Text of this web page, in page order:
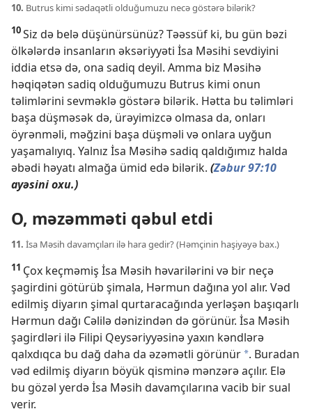
10. Butrus kimi sədaqətli olduğumuzu necə göstərə bilərik?
10Siz də belə düşünürsünüz? Təəssüf ki, bu gün bəzi
ölkələrdə insanların əksəriyyəti İsa Məsihi sevdiyini
iddia etsə də, ona sadiq deyil. Amma biz Məsihə
həqiqətən sadiq olduğumuzu Butrus kimi onun
təlimlərini sevməklə göstərə bilərik. Hətta bu təlimləri
başa düşməsək də, ürəyimizcə olmasa da, onları
öyrənməli, məğzini başa düşməli və onlara uyğun
yaşamalıyıq. Yalnız İsa Məsihə sadiq qaldığımız halda
əbədi həyatı almağa ümid edə bilərik. (Zəbur 97:10
ayəsini oxu.)
O, məzəmməti qəbul etdi
11. İsa Məsih davamçıları ilə hara gedir? (Həmçinin haşiyəyə bax.)
11 Çox keçməmiş İsa Məsih həvarilərini və bir neçə
şagirdini götürüb şimala, Hərmun dağına yol alır. Vəd
edilmiş diyarın şimal qurtaracağında yerləşən başıqarlı
Hərmun dağı Cəlilə dənizindən də görünür. İsa Məsih
şagirdləri ilə Filipi Qeysəriyyəsinə yaxın kəndlərə
qalxdıqca bu dağ daha da əzəmətli görünür *. Buradan
vəd edilmiş diyarın böyük qisminə mənzərə açılır. Elə
bu gözəl yerdə İsa Məsih davamçılarına vacib bir sual
verir.